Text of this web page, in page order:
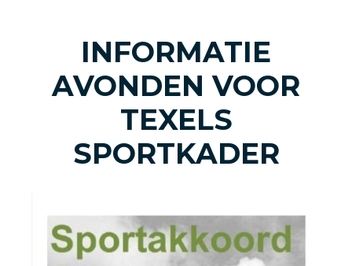
INFORMATIE
AVONDEN VOOR
TEXELS
SPORTKADER